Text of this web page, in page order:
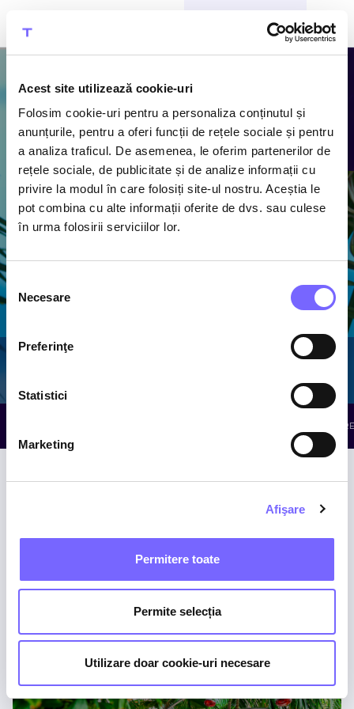
Acest site utilizează cookie-uri
Folosim cookie-uri pentru a personaliza conținutul și
anunțurile, pentru a oferi funcții de rețele sociale și pentru
a analiza traficul. De asemenea, le oferim partenerilor de
rețele sociale, de publicitate și de analize informații cu
privire la modul în care folosiți site-ul nostru. Aceștia le
pot combina cu alte informații oferite de dvs. sau culese
în urma folosirii serviciilor lor.
Selecția
consimțământului
Necesare
Preferinţe
Statistici
Marketing
Afişare
Permitere toate
Permite selecția
Utilizare doar cookie-uri necesare
CUMPĂRĂ BILETE
Atracțiile
Therme
Descoperă piscine cu
apă termală caldă,
Piscine cu Minerale
THE PALM